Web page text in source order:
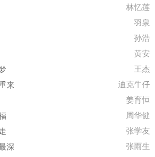
林忆莲
羽泉
孙浩
黄安
王杰
来
迪克牛仔
姜育恒
周华健
张学友
深
张雨生